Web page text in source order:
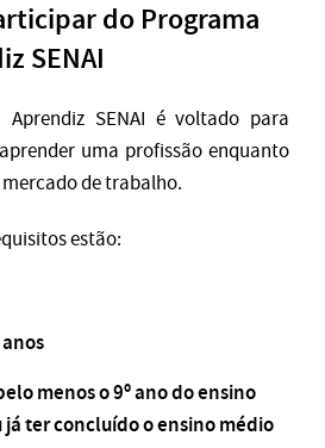
do Programa
SENAI
SENAI é voltado para
uma profissão enquanto
de trabalho.
estão:
menos o 9º ano do ensino
ter concluído o ensino médio